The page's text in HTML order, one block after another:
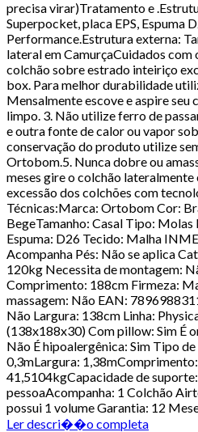
precisa virar)Tratamento e
Superpocket, placa EPS, Espuma
Performance.Estrutura externa:
lateral em CamurçaCuidados
colchão sobre estrado inteiriço
box. Para melhor durabilidade
Mensalmente escove e aspire seu
limpo. 3. Não utilize ferro de
e outra fonte de calor ou vapor
conservação do produto utilize
Ortobom.5. Nunca dobre ou
meses gire o colchão
excessão dos colchões com
Técnicas:Marca: Ortobom Cor:
BegeTamanho: Casal Tipo:
Espuma: D26 Tecido: Malha
Acompanha Pés: Não se aplica
120kg Necessita de montagem:
Comprimento: 188cm Firmeza:
massagem: Não EAN:
Não Largura: 138cm Linha:
(138x188x30) Com pillow: Sim É
Não É hipoalergênica: Sim Tipo
0,3mLargura:
41,5104kgCapacidade de
pessoaAcompanha: 1 Colchão
possui 1 volume Garantia: 12
Ler descri��o completa